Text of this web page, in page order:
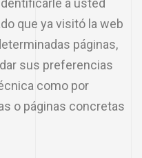
a usted
que ya visitó la web
páginas,
sus preferencias
como por
o páginas concretas